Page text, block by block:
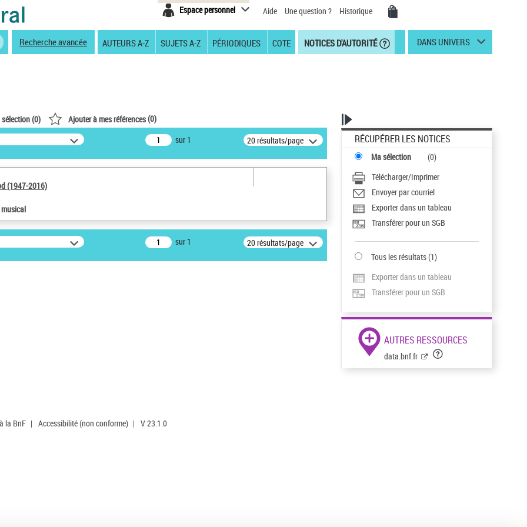
Espace personnel Aide Une question ? Historique
Recherche avancée AUTEURS A-Z SUJETS A-Z PÉRIODIQUES COTE NOTICES D'AUTORITÉ DANS UNIVERS
(0) Ajouter à mes références(0)
sur 1
20 résultats/page
(1947-2016)
sur 1 20 résultats/page
RÉCUPÉRER LES NOTICES
Ma sélection (0)
Télécharger/Imprimer
Envoyer par courriel
Exporter dans un tableau
Transférer pour un SGB
Tous les résultats(1)
Exporter dans un tableau
Transférer pour un SGB
AUTRES RESSOURCES
data.bnf.fr
la BnF | Accessibilité (non conforme) | V 23.1.0